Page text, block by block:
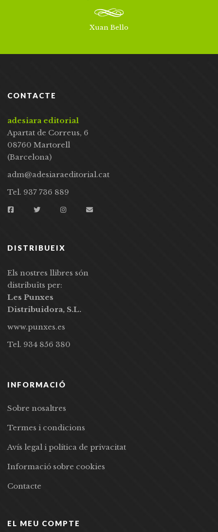
Xuan Bello
CONTACTE
adesiara editorial
Apartat de Correus, 6
08760 Martorell
(Barcelona)
adm@adesiaraeditorial.cat
Tel. 937 736 889
DISTRIBUEIX
Els nostres llibres són
distribuïts per:
Les Punxes
Distribuidora, S.L.
www.punxes.es
Tel. 934 856 380
INFORMACIÓ
Sobre nosaltres
Termes i condicions
Avís legal i política de privacitat
Informació sobre cookies
Contacte
EL MEU COMPTE